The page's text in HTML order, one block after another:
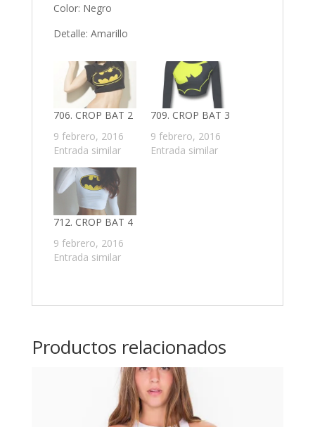
Color: Negro
Detalle: Amarillo
706. CROP BAT 2
9 febrero, 2016
Entrada similar
709. CROP BAT 3
9 febrero, 2016
Entrada similar
712. CROP BAT 4
9 febrero, 2016
Entrada similar
Productos relacionados